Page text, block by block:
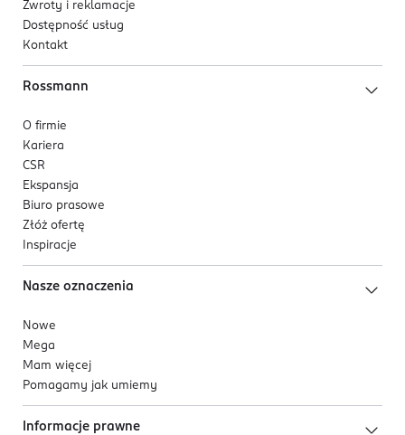
Zwroty i reklamacje
Dostępność usług
Kontakt
Rossmann
O firmie
Kariera
CSR
Ekspansja
Biuro prasowe
Złóż ofertę
Inspiracje
Nasze oznaczenia
Nowe
Mega
Mam więcej
Pomagamy jak umiemy
Informacje prawne